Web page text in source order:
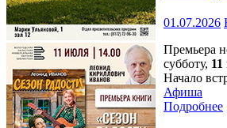
01.07.2026
Премьера
субботу,
Начало
Афиша
Подробнее